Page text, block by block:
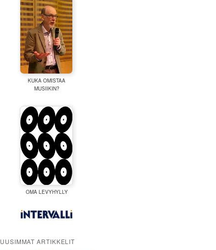
KUKA OMISTAA
MUSIIKIN?
OMA LEVYHYLLY
UUSIMMAT ARTIKKELIT